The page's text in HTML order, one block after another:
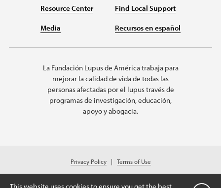
Resource Center
Media
Find Local Support
Recursos en español
La Fundación Lupus de América trabaja para
mejorar la calidad de vida de todas las
personas afectadas por el lupus través de
programas de investigación, educación,
apoyo y abogacía.
Privacy Policy
Terms of Use
© 2026 Lupus Foundation of America. All rights reserved.
A charitable organization with 501(c)(3) tax-exempt status. Federal ID